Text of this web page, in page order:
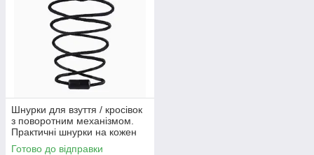
Шнурки для взуття / кросівок
з поворотним механізмом.
Практичні шнурки на кожен
день.
Готово до відправки